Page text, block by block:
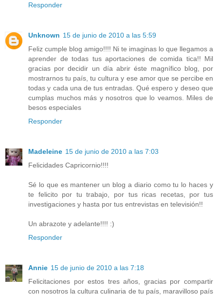
Responder
Unknown 15 de junio de 2010 a las 5:59
Feliz cumple blog amigo!!!! Ni te imaginas lo que llegamos a
aprender de todas tus aportaciones de comida tica!! Mil
gracias por decidir un día abrir éste magnífico blog, por
mostrarnos tu país, tu cultura y ese amor que se percibe en
todas y cada una de tus entradas. Qué espero y deseo que
cumplas muchos más y nosotros que lo veamos. Miles de
besos especiales
Responder
Madeleine 15 de junio de 2010 a las 7:03
Felicidades Capricornio!!!!
Sé lo que es mantener un blog a diario como tu lo haces y
te felicito por tu trabajo, por tus ricas recetas, por tus
investigaciones y hasta por tus entrevistas en televisión!!
Un abrazote y adelante!!!! :)
Responder
Annie 15 de junio de 2010 a las 7:18
Felicitaciones por estos tres años, gracias por compartir
con nosotros la cultura culinaria de tu país, maravilloso país